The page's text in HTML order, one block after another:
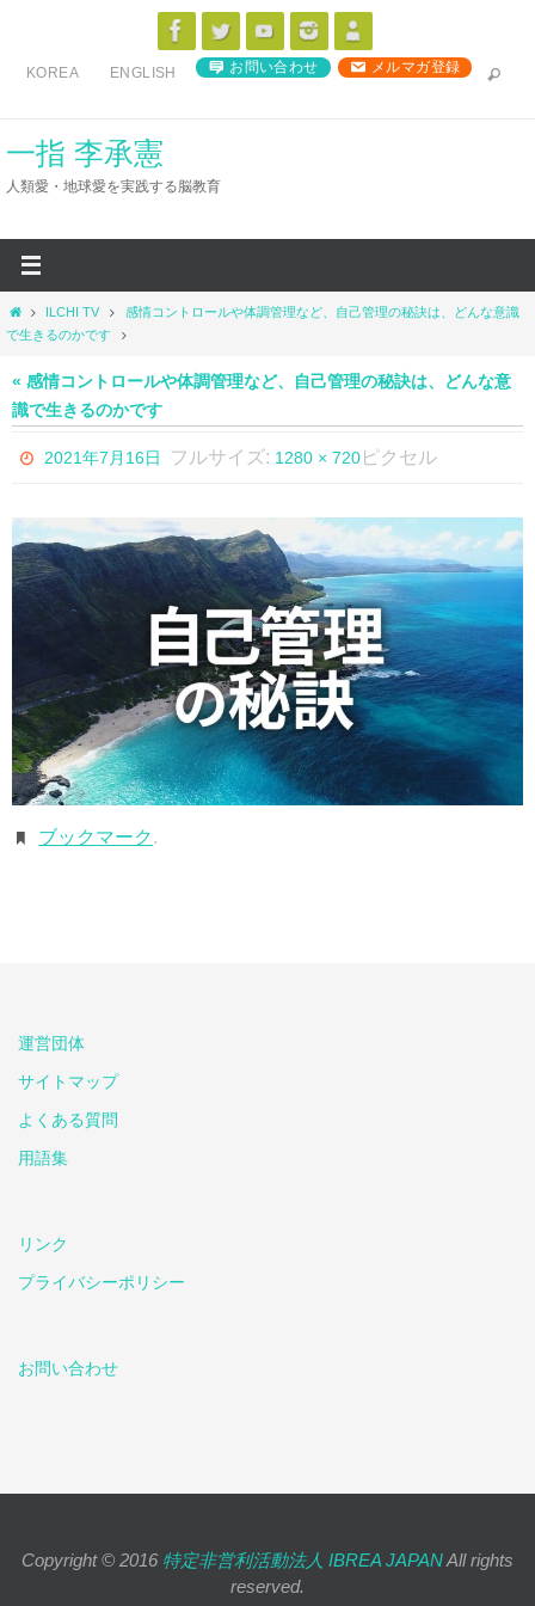
ス
KOREA ENGLISH お問い合わせ メルマガ登録
一指 李承憲
人類愛・地球愛を実践する脳教育
ホ
ー
ILCHI TV
感情コントロールや体調管理など、自己管理の秘訣は、どんな意識
で生きるのかです
« 感情コントロールや体調管理など、自己管理の秘訣は、どんな意
識で生きるのかです
2021年7月16日 フルサイズ: 1280 × 720ピクセル
ブックマーク .
運営団体
サイトマップ
よくある質問
用語集
リンク
プライバシーポリシー
お問い合わせ
Copyright © 2016 特定非営利活動法人 IBREA JAPANAll rights
reserved.